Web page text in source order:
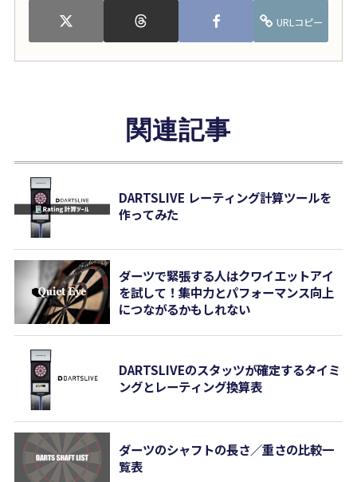
URLコピー
関連記事
DARTSLIVE レーティング計算ツールを
作ってみた
ダーツで緊張する人はクワイエットアイ
を試して！集中力とパフォーマンス向上
につながるかもしれない
DARTSLIVEのスタッツが確定するタイミ
ングとレーティング換算表
ダーツのシャフトの長さ／重さの比較一
覧表